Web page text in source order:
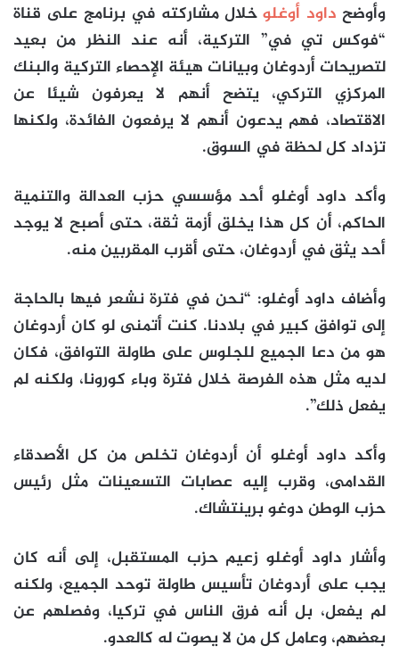
وأوضح داود أوغلوخلال مشاركته في برنامج على قناة
“فوكس تي في” التركية، أنه عند النظر من بعيد
لتصريحات أردوغان وبيانات هيئة الإحصاء التركية والبنك
المركزي التركي، يتضح أنهم لا يعرفون شيئا عن
الاقتصاد، فهم يدعون أنهم لا يرفعون الفائدة، ولكنها
تزداد كل لحظة في السوق.
وأكد داود أوغلو أحد مؤسسي حزب العدالة والتنمية
الحاكم، أن كل هذا يخلق أزمة ثقة، حتى أصبح لا يوجد
أحد يثق في أردوغان، حتى أقرب المقربين منه.
وأضاف داود أوغلو: “نحن في فترة نشعر فيها بالحاجة
إلى توافق كبير في بلادنا. كنت أتمنى لو كان أردوغان
هو من دعا الجميع للجلوس على طاولة التوافق، فكان
لديه مثل هذه الفرصة خلال فترة وباء كورونا، ولكنه لم
يفعل ذلك”.
وأكد داود أوغلو أن أردوغان تخلص من كل الأصدقاء
القدامى، وقرب إليه عصابات التسعينات مثل رئيس
حزب الوطن دوغو برينتشاك.
وأشار داود أوغلو زعيم حزب المستقبل، إلى أنه كان
يجب على أردوغان تأسيس طاولة توحد الجميع، ولكنه
لم يفعل، بل أنه فرق الناس في تركيا، وفصلهم عن
بعضهم، وعامل كل من لا يصوت له كالعدو.